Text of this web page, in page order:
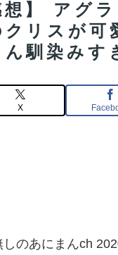
想】 アグ
クリスが
ん馴染みす
X
しのあにまんch